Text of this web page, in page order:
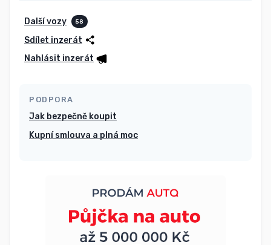
Další vozy 58
Sdílet inzerát
Nahlásit inzerát
PODPORA
Jak bezpečně koupit
Kupní smlouva a plná moc